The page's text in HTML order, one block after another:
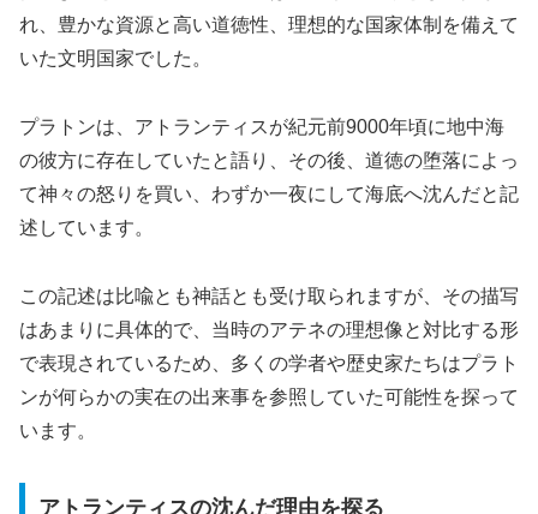
れ、豊かな資源と高い道徳性、理想的な国家体制を備えて
いた文明国家でした。
プラトンは、アトランティスが紀元前9000年頃に地中海
の彼方に存在していたと語り、その後、道徳の堕落によっ
て神々の怒りを買い、わずか一夜にして海底へ沈んだと記
述しています。
この記述は比喩とも神話とも受け取られますが、その描写
はあまりに具体的で、当時のアテネの理想像と対比する形
で表現されているため、多くの学者や歴史家たちはプラト
ンが何らかの実在の出来事を参照していた可能性を探って
います。
アトランティスの沈んだ理由を探る